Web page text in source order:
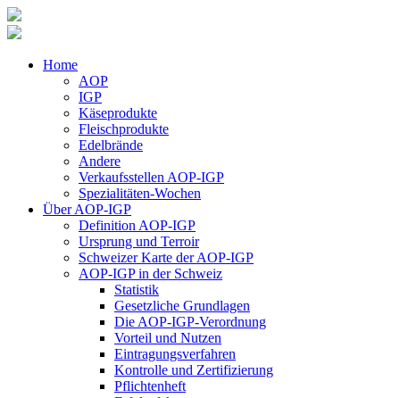
Home
AOP
IGP
Käseprodukte
Fleischprodukte
Edelbrände
Andere
Verkaufsstellen AOP-IGP
Spezialitäten-Wochen
Über AOP-IGP
Definition AOP-IGP
Ursprung und Terroir
Schweizer Karte der AOP-IGP
AOP-IGP in der Schweiz
Statistik
Gesetzliche Grundlagen
Die AOP-IGP-Verordnung
Vorteil und Nutzen
Eintragungsverfahren
Kontrolle und Zertifizierung
Pflichtenheft